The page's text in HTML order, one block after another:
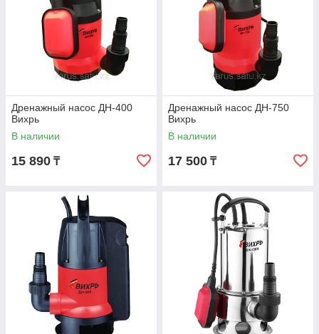
Дренажный насос ДН-400
Вихрь
В наличии
15 890 ₸
Дренажный насос ДН-750
Вихрь
В наличии
17 500 ₸